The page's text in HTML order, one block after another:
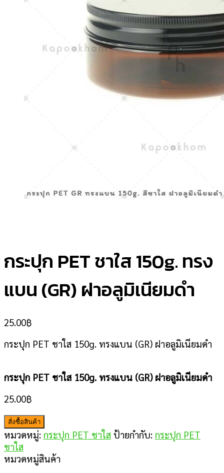
กระปุก PET ชาใส 150g. ทรง
แบน (GR) ฝาอลูมิเนียมดำ
25.00฿
กระปุก PET ชาใส 150g. ทรงแบน (GR) ฝาอลูมิเนียมดำ
กระปุก PET ชาใส 150g. ทรงแบน (GR) ฝาอลูมิเนียมดำ
25.00฿
สั่งซื้อสินค้า
หมวดหมู่: กระปุก PET ชาใส ป้ายกำกับ: กระปุก PET
ชาใส
หมวดหมู่สินค้า